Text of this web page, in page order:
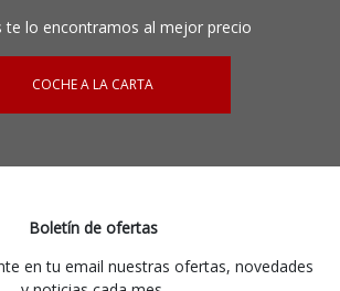
te lo encontramos al mejor precio
COCHE A LA CARTA
Boletín de ofertas
en tu email nuestras ofertas, novedades